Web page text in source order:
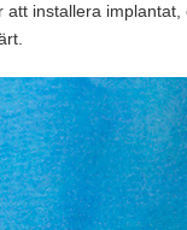
installera